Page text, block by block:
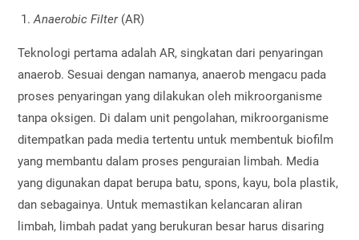
Anaerobic Filter(AR)
Teknologi pertama adalah AR, singkatan dari penyaringan
anaerob. Sesuai dengan namanya, anaerob mengacu pada
proses penyaringan yang dilakukan oleh mikroorganisme
tanpa oksigen. Di dalam unit pengolahan, mikroorganisme
ditempatkan pada media tertentu untuk membentuk biofilm
yang membantu dalam proses penguraian limbah. Media
yang digunakan dapat berupa batu, spons, kayu, bola plastik,
dan sebagainya. Untuk memastikan kelancaran aliran
limbah, limbah padat yang berukuran besar harus disaring